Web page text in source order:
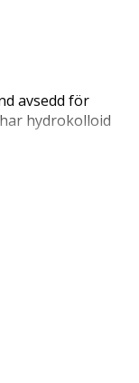
avsedd för
hydrokolloid